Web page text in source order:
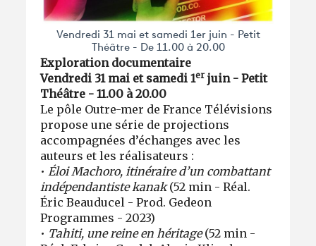
Vendredi 31 mai et samedi 1er juin - Petit
Théâtre - De 11.00 à 20.00
Exploration documentaire
Vendredi 31 mai et samedi 1erjuin - Petit
Théâtre - 11.00 à 20.00
Le pôle Outre-mer de France Télévisions
propose une série de projections
accompagnées d’échanges avec les
auteurs et les réalisateurs :
•Éloi Machoro, itinéraire d’un combattant
indépendantiste kanak(52 min - Réal.
Éric Beauducel - Prod. Gedeon
Programmes - 2023)
• Tahiti, une reine en héritage(52 min -